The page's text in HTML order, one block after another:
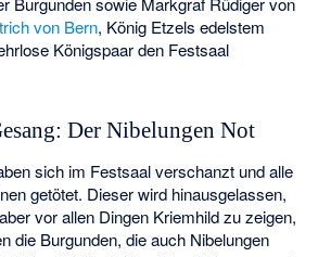
von Bern, König Etzels edelstem
Königspaar den Festsaal
Der Nibelungen Not
sich im Festsaal verschanzt und alle
getötet. Dieser wird hinausgelassen,
vor allen Dingen Kriemhild zu zeigen,
die Burgunden, die auch Nibelungen